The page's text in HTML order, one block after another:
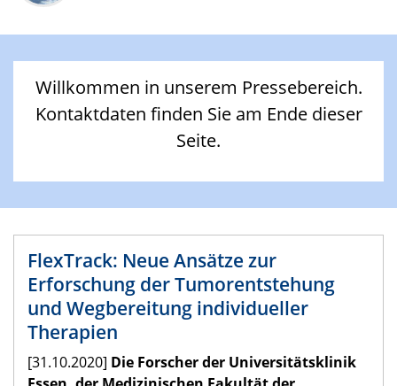
Willkommen in unserem Pressebereich.
Kontaktdaten finden Sie am Ende dieser
Seite.
FlexTrack: Neue Ansätze zur
Erforschung der Tumorentstehung
und Wegbereitung individueller
Therapien
[31.10.2020] Die Forscher der Universitätsklinik